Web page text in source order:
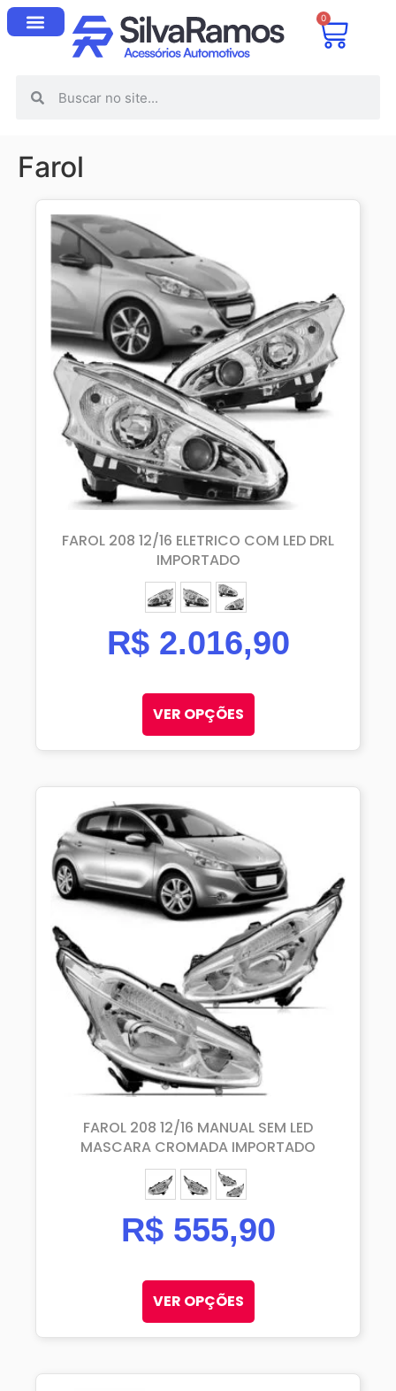
0
Farol
FAROL 208 12/16 ELETRICO COM LED DRL
IMPORTADO
ESQUERDO (MOTORISTA)
DIREITO (PASSAGEIRO)
PAR
R$2.016,90
VER OPÇÕES
FAROL 208 12/16 MANUAL SEM LED
MASCARA CROMADA IMPORTADO
ESQUERDO (MOTORISTA)
DIREITO (PASSAGEIRO)
PAR
R$555,90
VER OPÇÕES